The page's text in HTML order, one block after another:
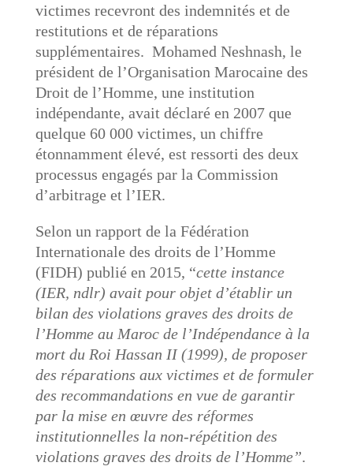
victimes recevront des indemnités et de
restitutions et de réparations
supplémentaires. Mohamed Neshnash, le
président de l’Organisation Marocaine des
Droit de l’Homme, une institution
indépendante, avait déclaré en 2007 que
quelque 60 000 victimes, un chiffre
étonnamment élevé, est ressorti des deux
processus engagés par la Commission
d’arbitrage et l’IER.
Selon un rapport de la Fédération
Internationale des droits de l’Homme
(FIDH) publié en 2015, “cette instance
(IER, ndlr) avait pour objet d’établir un
bilan des violations graves des droits de
l’Homme au Maroc de l’Indépendance à la
mort du Roi Hassan II (1999), de proposer
des réparations aux victimes et de formuler
des recommandations en vue de garantir
par la mise en œuvre des réformes
institutionnelles la non-répétition des
violations graves des droits de l’Homme”.